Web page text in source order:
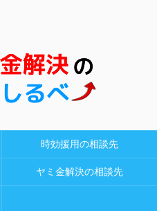
時効援用の相談先
ヤミ金解決の相談先